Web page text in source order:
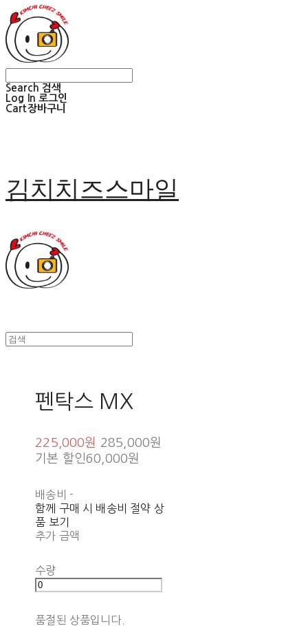
Search 검색
Log In 로그인
Cart장바구니
김치치즈스마일
펜탁스 MX
225,000원
285,000원
기본 할인60,000원
배송비 -
함께 구매 시 배송비 절약 상
품 보기
추가 금액
수량
품절된 상품입니다.